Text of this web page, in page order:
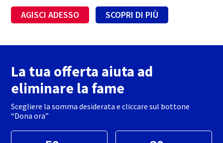
AGISCI ADESSO SCOPRI DI PIÙ
La tua offerta aiuta ad
eliminare la fame
Scegliere la somma desiderata e cliccare sul bottone
“Dona ora”